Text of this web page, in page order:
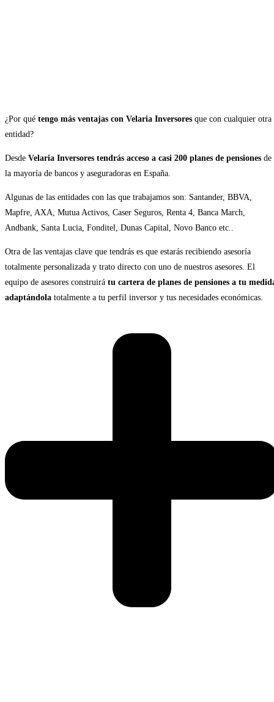
¿Por qué tengo más ventajas con Velaria Inversores que con cualquier otra
entidad?
Desde Velaria Inversores tendrás acceso a casi 200 planes de pensiones de
la mayoría de bancos y aseguradoras en España.
Algunas de las entidades con las que trabajamos son: Santander, BBVA,
Mapfre, AXA, Mutua Activos, Caser Seguros, Renta 4, Banca March,
Andbank, Santa Lucia, Fonditel, Dunas Capital, Novo Banco etc..
Otra de las ventajas clave que tendrás es que estarás recibiendo asesoría
totalmente personalizada y trato directo con uno de nuestros asesores. El
equipo de asesores construirá tu cartera de planes de pensiones a tu
adaptándola totalmente a tu perfil inversor y tus necesidades económicas.